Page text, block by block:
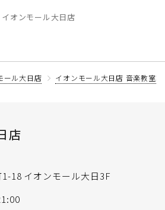
イオンモール大日店
ール大日店 イオンモール大日店 音楽教室
店
18 イオンモール大日3F